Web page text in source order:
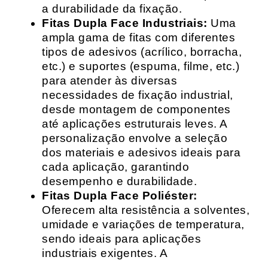
a durabilidade da fixação.
Fitas Dupla Face Industriais: Uma
ampla gama de fitas com diferentes
tipos de adesivos (acrílico, borracha,
etc.) e suportes (espuma, filme, etc.)
para atender às diversas
necessidades de fixação industrial,
desde montagem de componentes
até aplicações estruturais leves. A
personalização envolve a seleção
dos materiais e adesivos ideais para
cada aplicação, garantindo
desempenho e durabilidade.
Fitas Dupla Face Poliéster:
Oferecem alta resistência a solventes,
umidade e variações de temperatura,
sendo ideais para aplicações
industriais exigentes. A